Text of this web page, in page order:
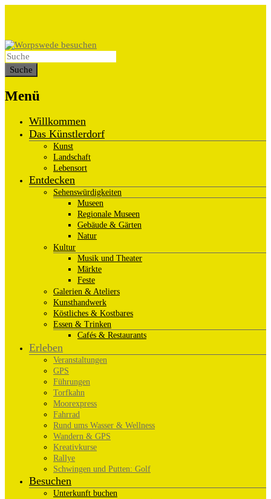
Menü
Willkommen
Das Künstlerdorf
Kunst
Landschaft
Lebensort
Entdecken
Sehenswürdigkeiten
Museen
Regionale Museen
Gebäude & Gärten
Natur
Kultur
Musik und Theater
Märkte
Feste
Galerien & Ateliers
Kunsthandwerk
Köstliches & Kostbares
Essen & Trinken
Cafés & Restaurants
Erleben
Veranstaltungen
GPS
Führungen
Torfkahn
Moorexpress
Fahrrad
Rund ums Wasser & Wellness
Wandern & GPS
Kreativkurse
Rallye
Schwingen und Putten: Golf
Besuchen
Unterkunft buchen